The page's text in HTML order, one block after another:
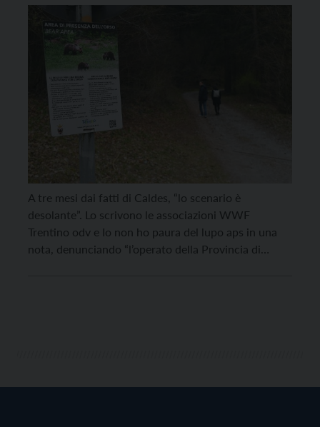
scenario è desolante”
A tre mesi dai fatti di Caldes, “lo scenario è
desolante”. Lo scrivono le associazioni WWF
Trentino odv e Io non ho paura del lupo aps in una
nota, denunciando “l’operato della Provincia di